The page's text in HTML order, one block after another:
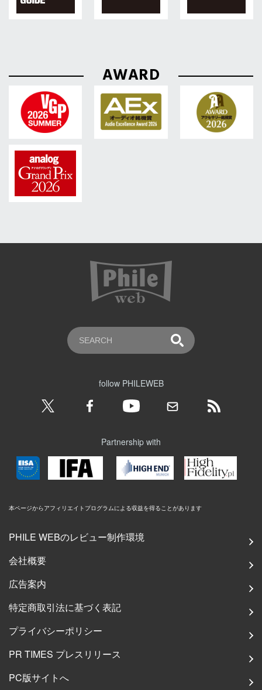
AWARD
follow PHILEWEB
Partnership with
本ページからアフィリエイトプログラムによる収益を得ることがあります
PHILE WEBのレビュー制作環境
会社概要
広告案内
特定商取引法に基づく表記
プライバシーポリシー
PR TIMES プレスリリース
PC版サイトへ